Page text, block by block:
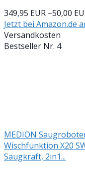
349,95 EUR −50,00
Jetzt bei Amazon.de
Versandkosten
Bestseller Nr. 4
MEDION
Wischfunktion X20
Saugkraft, 2in1...